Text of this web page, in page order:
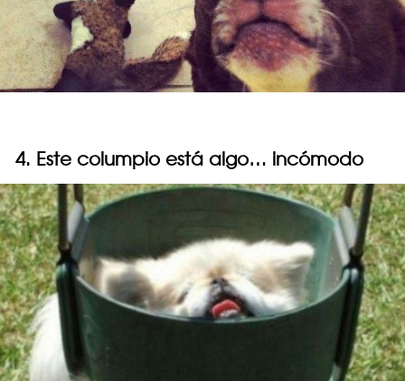
4. Este columpio está algo… incómodo